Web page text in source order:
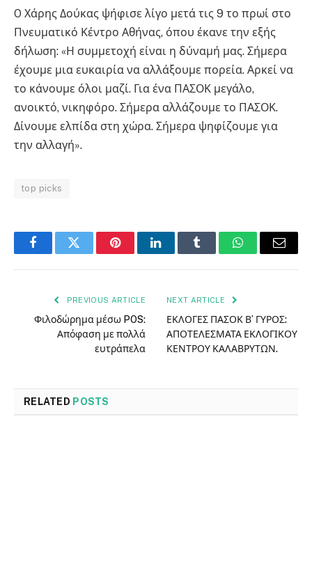
O Χάρης Δούκας ψήφισε λίγο μετά τις 9 το πρωί στο
Πνευματικό Κέντρο Αθήνας, όπου έκανε την εξής
δήλωση: «Η συμμετοχή είναι η δύναμή μας. Σήμερα
έχουμε μια ευκαιρία να αλλάξουμε πορεία. Αρκεί να
το κάνουμε όλοι μαζί. Για ένα ΠΑΣΟΚ μεγάλο,
ανοικτό, νικηφόρο. Σήμερα αλλάζουμε το ΠΑΣΟΚ.
Δίνουμε ελπίδα στη χώρα. Σήμερα ψηφίζουμε για
την αλλαγή».
top picks
FacebookTwitter PinterestLinkedInTumblr WhatsAppEmail
PREVIOUS ARTICLE
Φιλοδώρημα μέσω POS:
Απόφαση με πολλά
ευτράπελα
NEXT ARTICLE
ΕΚΛΟΓΕΣ ΠΑΣΟΚ Β’ ΓΥΡΟΣ:
ΑΠΟΤΕΛΕΣΜΑΤΑ ΕΚΛΟΓΙΚΟΥ
ΚΕΝΤΡΟΥ ΚΑΛΑΒΡΥΤΩΝ.
RELATED POSTS